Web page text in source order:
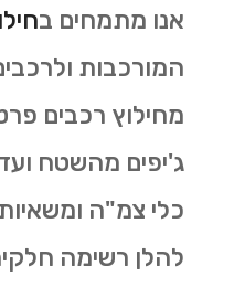
אנו מתמחים ב
המורכבות
מחילוץ רכבים
ג'יפים מהשטח
כלי צמ"ה
להלן רשימה